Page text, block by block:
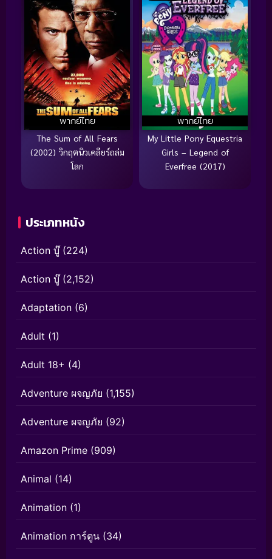
พากย์ไทย
The Sum of All Fears
(2002) วิกฤตนิวเคลียร์ถล่ม
โลก
พากย์ไทย
My Little Pony Equestria
Girls – Legend of
Everfree (2017)
ประเภทหนัง
Action บู๊(224)
Action บู๊(2,152)
Adaptation (6)
Adult (1)
Adult 18+ (4)
Adventure ผจญภัย (1,155)
Adventure ผจญภัย (92)
Amazon Prime (909)
Animal (14)
Animation (1)
Animation การ์ตูน (34)